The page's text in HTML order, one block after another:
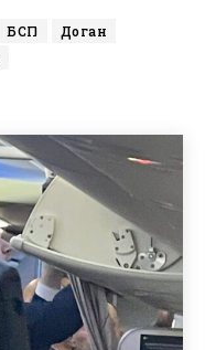
БСП
Доган